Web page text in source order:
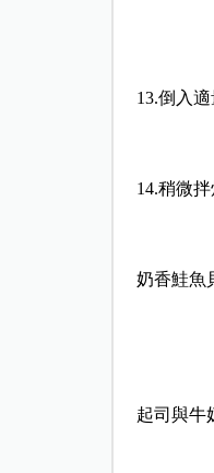
13.倒入
14.稍微拌
奶香鮭魚
起司與牛